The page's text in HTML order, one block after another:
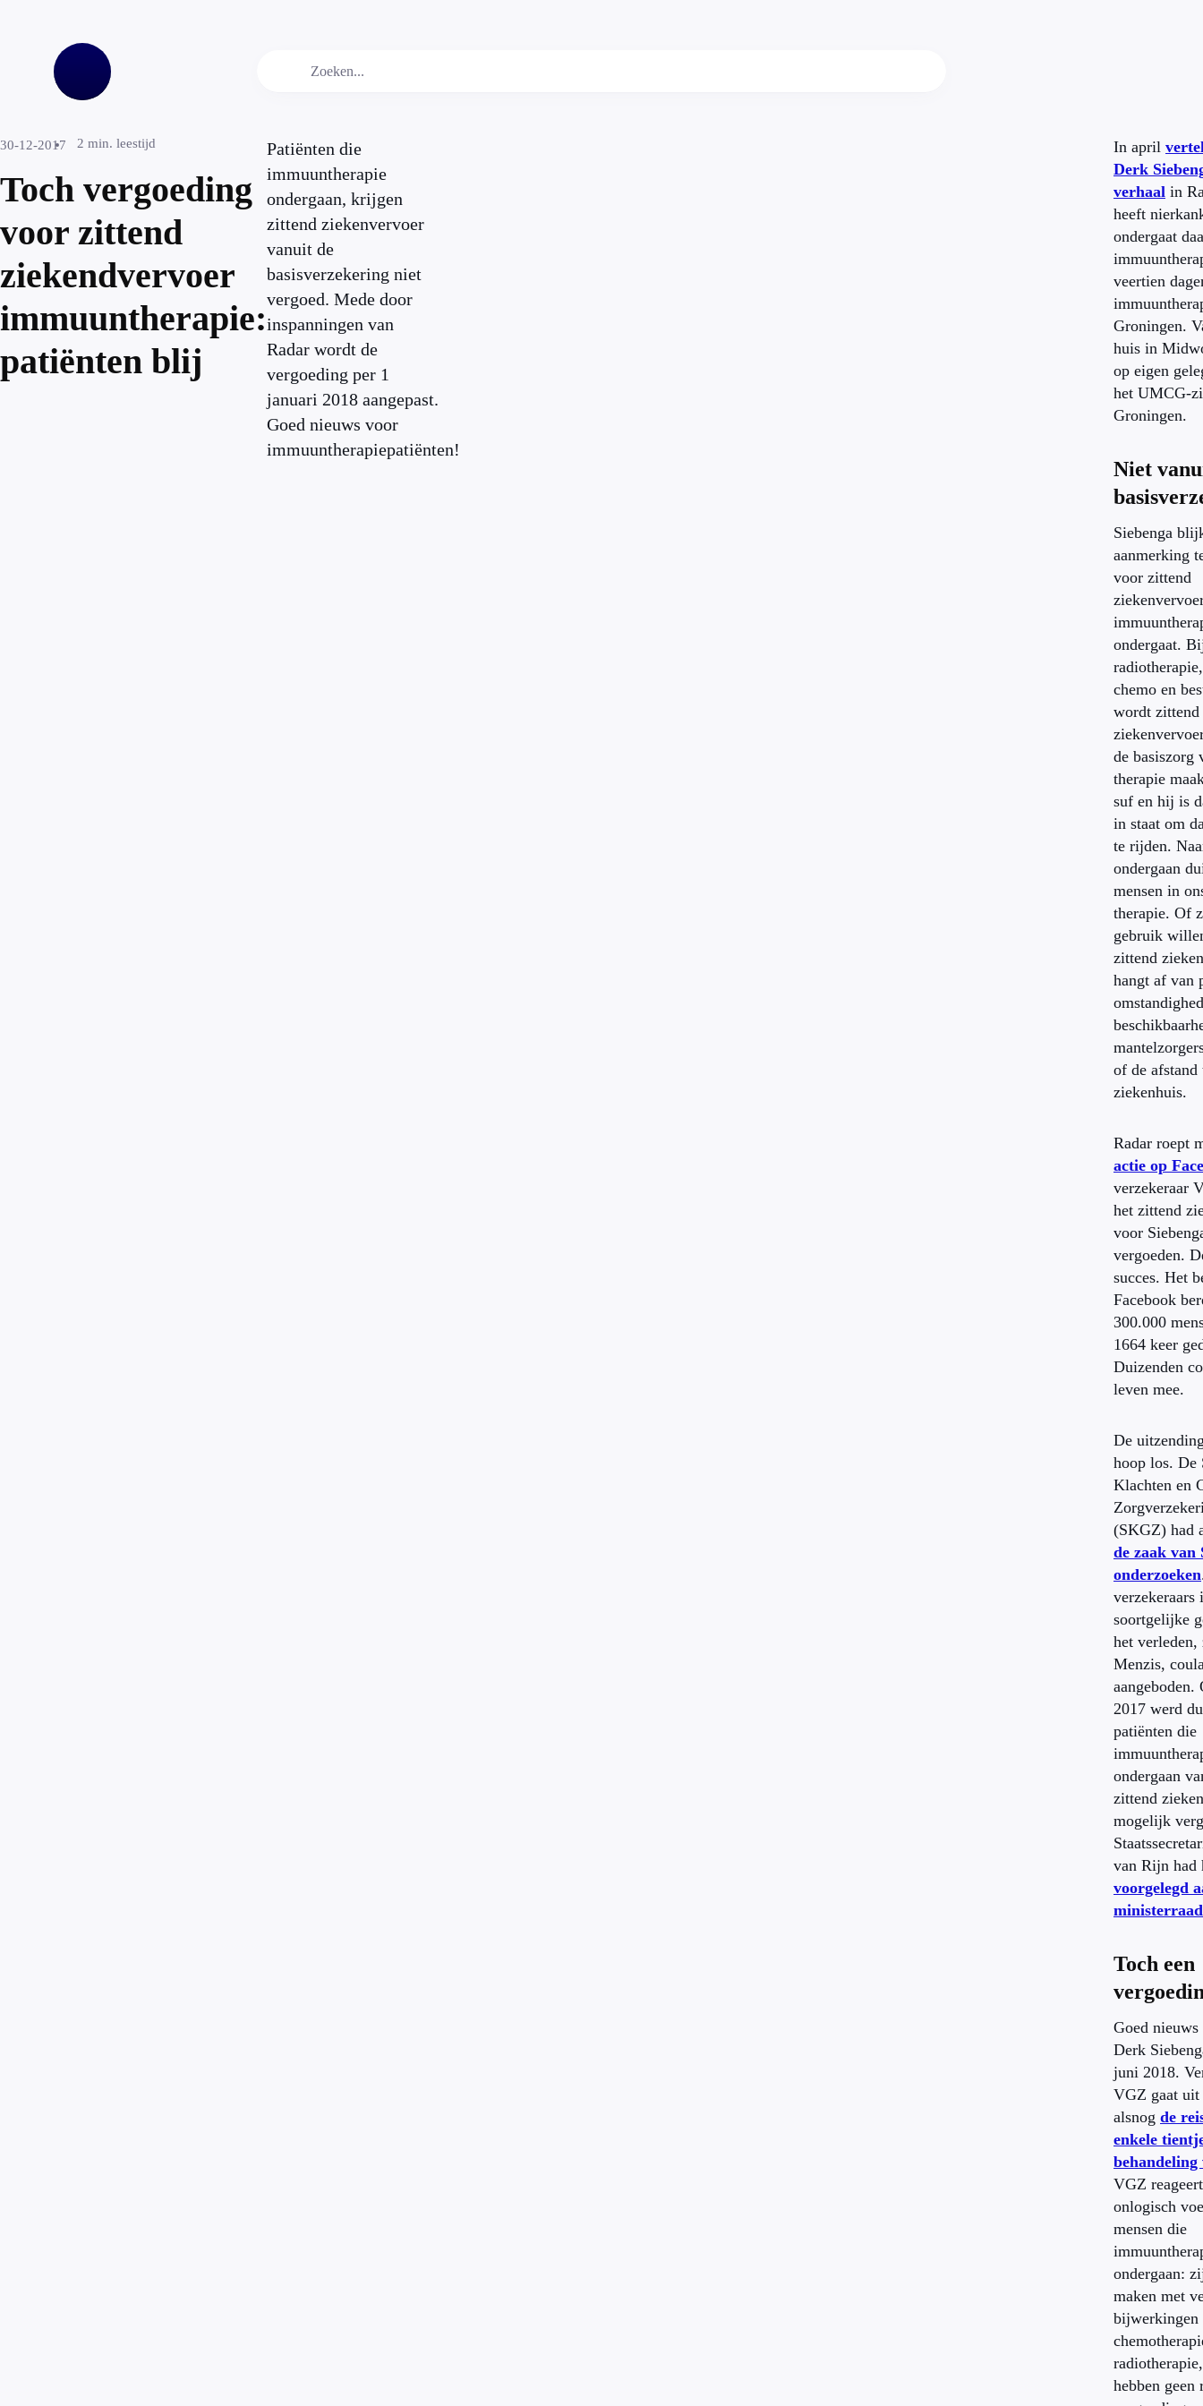
30-12-2017 2 min. leestijd
Toch vergoeding
voor zittend
ziekendvervoer
immuuntherapie:
patiënten blij
Patiënten die
immuuntherapie
ondergaan, krijgen
zittend ziekenvervoer
vanuit de
basisverzekering niet
vergoed. Mede door
inspanningen van
Radar wordt de
vergoeding per 1
januari 2018 aangepast.
Goed nieuws voor
immuuntherapiepatiënten!
In april
Derk
verhaal in
heeft
ondergaat
veertien
Groningen.
huis in
op eigen
het UMCG-
Groningen.
Niet
Siebenga
aanmerking
voor zittend
ondergaat.
chemo en
wordt zittend
de basiszorg
therapie
suf en hij is
in staat om
te rijden.
ondergaan
mensen in
therapie. Of
gebruik
zittend
hangt af van
of de afstand
ziekenhuis.
Radar roept
actie op
verzekeraar
het zittend
voor
vergoeden.
succes. Het
Facebook
300.000
1664 keer
Duizenden
leven mee.
De
hoop los. De
Klachten en
(SKGZ) had
de zaak van
onderzoeken
verzekeraars
soortgelijke
het verleden,
Menzis,
aangeboden.
2017 werd
patiënten die
ondergaan
zittend
mogelijk
van Rijn had
voorgelegd
ministerraad
Toch een
Goed nieuws
Derk
juni 2018.
VGZ gaat uit
alsnog de
enkele
behandeling
VGZ
onlogisch
mensen die
ondergaan:
maken met
bijwerkingen
hebben geen